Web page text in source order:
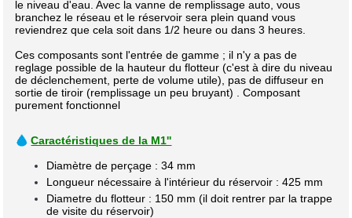
le niveau d'eau. Avec la vanne de remplissage auto, vous
branchez le réseau et le réservoir sera plein quand vous
reviendrez que cela soit dans 1/2 heure ou dans 3 heures.
Ces composants sont l'entrée de gamme ; il n'y a pas de
reglage possible de la hauteur du flotteur (c'est à dire du niveau
de déclenchement, perte de volume utile), pas de diffuseur en
sortie de tiroir (remplissage un peu bruyant) . Composant
purement fonctionnel
Caractéristiques de la M1''
Diamètre de perçage : 34 mm
Longueur nécessaire à l'intérieur du réservoir : 425 mm
Diametre du flotteur : 150 mm (il doit rentrer par la trappe
de visite du réservoir)